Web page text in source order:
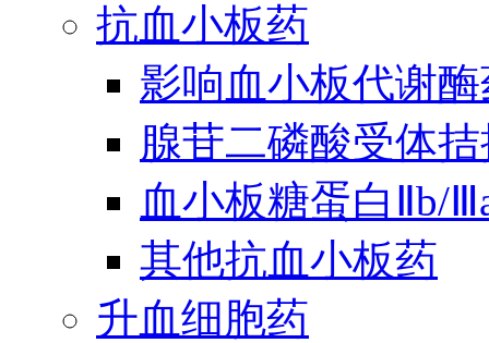
抗血小板药
影响血小板代谢
腺苷二磷酸受体
血小板糖蛋白Ⅱb/
其他抗血小板药
升血细胞药